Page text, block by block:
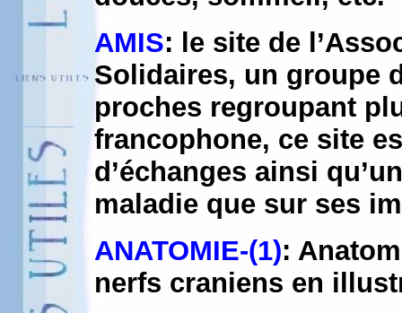
AMIS: le site de
Solidaires, un groupe
proches regroupant
francophone, ce site
d’échanges ainsi
maladie que sur ses
ANATOMIE-(1):
nerfs craniens en